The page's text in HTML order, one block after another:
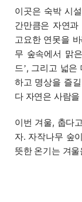
이곳은 숙박 시
간만큼은 자연
고요한 연못을
무 숲속에서 맑
드’, 그리고 넓은
하고 명상을 즐
다 자연은 사람
이번 겨울, 춥다
자. 자작나무 숲
뜻한 온기는 겨